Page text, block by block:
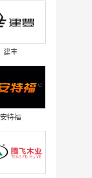
建丰
安特福